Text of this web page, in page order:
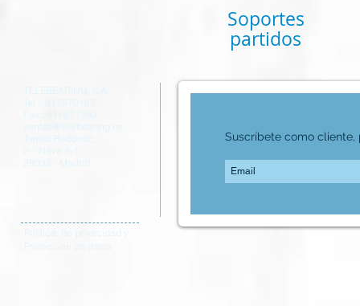
Soportes
partidos
TELEBEARING, S.A.
Tel.: 917670162
Fax.: 917671380
ventas@telebearing.es
Tomás Redondo,
2 – Nave 3-1
28033 - Madrid
Política de privacidad y
Proteccion de datos
Suscríbete como cliente,